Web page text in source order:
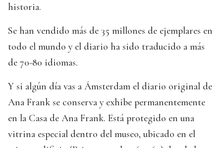
historia.
Se han vendido más de 35 millones de ejemplares en
todo el mundo y el diario ha sido traducido a más
de 70-80 idiomas.
Y si algún día vas a Ámsterdam el diario original de
Ana Frank se conserva y exhibe permanentemente
en la Casa de Ana Frank. Está protegido en una
vitrina especial dentro del museo, ubicado en el